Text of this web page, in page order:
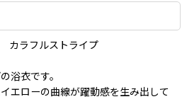
カラフルストライプ
浴衣です。
エローの曲線が躍動感を生み出して